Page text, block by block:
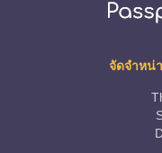
จัดจำหน่